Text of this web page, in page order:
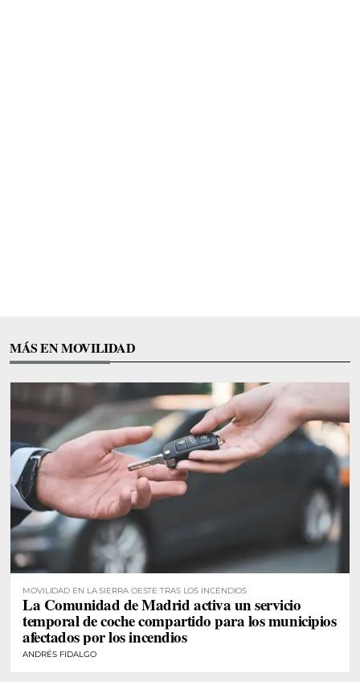
MÁS EN MOVILIDAD
MOVILIDAD EN LA SIERRA OESTE TRAS LOS INCENDIOS
La Comunidad de Madrid activa un servicio
temporal de coche compartido para los municipios
afectados por los incendios
ANDRÉS FIDALGO